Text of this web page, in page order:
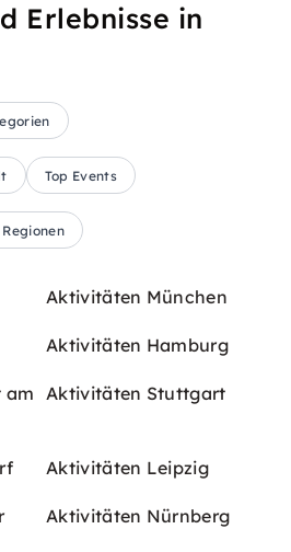
Erlebnisse in
Top Events
Regionen
Aktivitäten München
Aktivitäten Hamburg
am
Aktivitäten Stuttgart
Aktivitäten Leipzig
Aktivitäten Nürnberg